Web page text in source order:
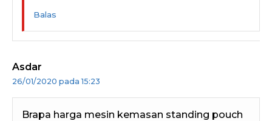
Balas
Asdar
26/01/2020 pada 15:23
Brapa harga mesin kemasan standing pouch